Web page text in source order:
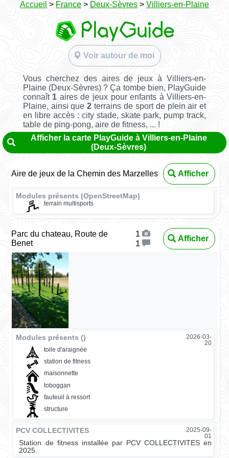
Accueil > France > Deux-Sèvres > Villiers-en-Plaine
Voir autour de moi
Vous cherchez des aires de jeux à Villiers-en-
Plaine (Deux-Sèvres) ? Ça tombe bien, PlayGuide
connaît 1 aires de jeux pour enfants à Villiers-en-
Plaine, ainsi que2 terrains de sport de plein air et
en libre accès : city stade, skate park, pump track,
table de ping-pong, aire de fitness, ... !
Afficher la carte PlayGuide à Villiers-en-Plaine
(Deux-Sèvres)
Aire de jeux de la Chemin des Marzelles Afficher
Modules présents (OpenStreetMap)
terrain multisports
Parc du chateau, Route de
Benet
1
1
Afficher
Modules présents ()
2026-03-
20
toile d'araignée
station de fitness
maisonnette
toboggan
fauteuil à ressort
structure
PCV COLLECTIVITES
2025-09-
01
Station de fitness installée par PCV COLLECTIVITES en
2025.